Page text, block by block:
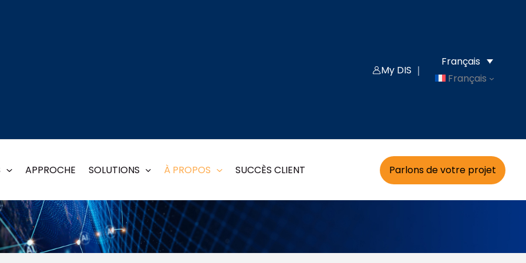
My DIS ｜
Français
Français
APPROCHE SOLUTIONS À PROPOS SUCCÈS CLIENT Parlons de votre projet
Direct Impact Blog